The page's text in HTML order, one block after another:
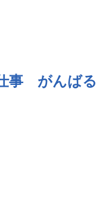
がんばる